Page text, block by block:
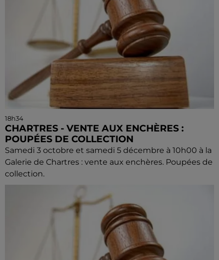
18h34
CHARTRES - VENTE AUX ENCHÈRES :
POUPÉES DE COLLECTION
Samedi 3 octobre et samedi 5 décembre à 10h00 à la
Galerie de Chartres : vente aux enchères. Poupées de
collection.